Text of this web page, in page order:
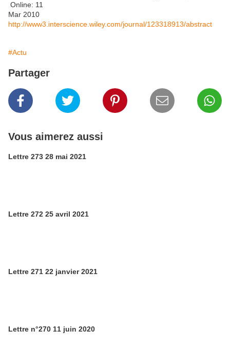
Online: 11
Mar 2010
http://www3.interscience.wiley.com/journal/123318913/abstract
#Actu
Partager
Vous aimerez aussi
Lettre 273 28 mai 2021
Lettre 272 25 avril 2021
Lettre 271 22 janvier 2021
Lettre n°270 11 juin 2020